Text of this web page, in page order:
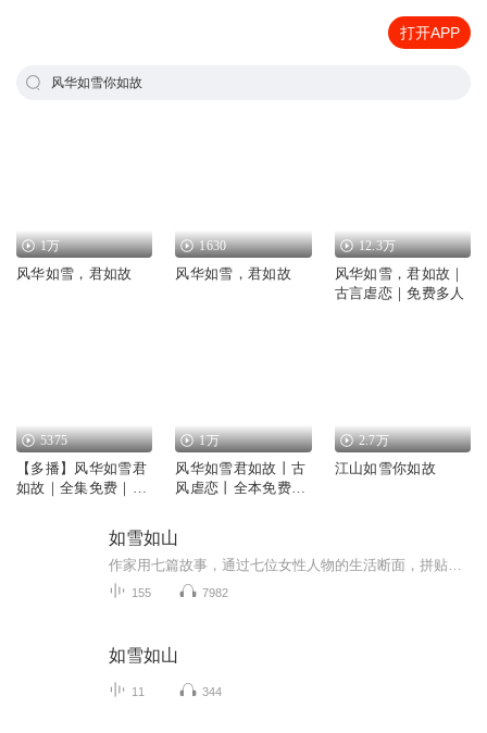
打开APP
风华如雪你如故
1万
风华如雪，君如故
1630
风华如雪，君如故
12.3万
风华如雪，君如故｜
古言虐恋｜免费多人
5375
【多播】风华如雪君
如故｜全集免费｜古
1万
风华如雪君如故丨古
风虐恋丨全本免费丨
2.7万
江山如雪你如故
如雪如山
155 7982
如雪如山
11 344